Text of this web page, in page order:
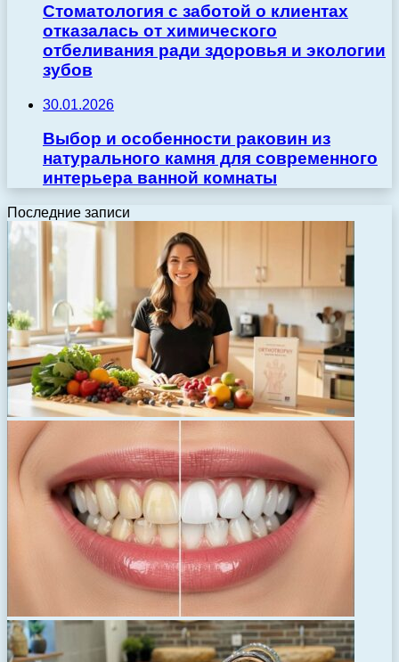
Стоматология с заботой о клиентах
отказалась от химического
отбеливания ради здоровья и экологии
зубов
30.01.2026
Выбор и особенности раковин из
натурального камня для современного
интерьера ванной комнаты
Последние записи